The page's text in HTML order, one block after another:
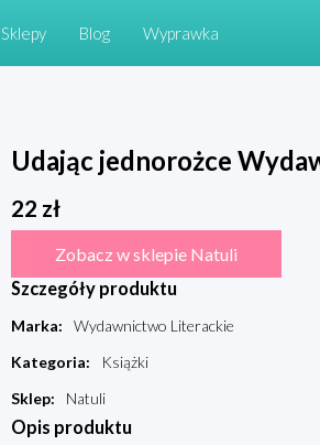
Sklepy Blog Wyprawka
Udając jednorożce
22 zł
Zobacz w sklepie Natuli
Szczegóły produktu
Marka:
Wydawnictwo Literackie
Kategoria:
Książki
Sklep: Natuli
Opis produktu